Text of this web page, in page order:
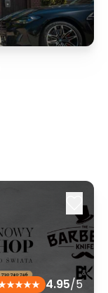
4.95/5